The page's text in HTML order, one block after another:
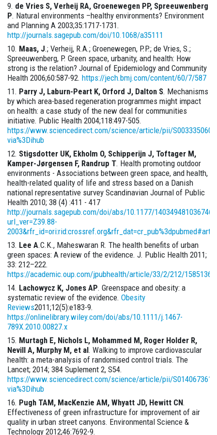
de Vries S, Verheij RA, Groenewegen PP, Spreeuwenberg
P. Natural environments –healthy environments? Environment
and Planning A 2003;35:1717-1731.
http://journals.sagepub.com/doi/10.1068/a35111
Maas, J.; Verheij, R.A.; Groenewegen, P.P.; de Vries, S.;
Spreeuwenberg, P. Green space, urbanity, and health: How
strong is the relation? Journal of Epidemiology and Community
Health 2006;60:587-92. https://jech.bmj.com/content/60/7/587
Parry J, Laburn-Peart K, Orford J, Dalton S. Mechanisms
by which area-based regeneration programmes might impact
on health: a case study of the new deal for communities
initiative. Public Health 2004;118:497-505.
https://www.sciencedirect.com/science/article/pii/
via%3Dihub
Stigsdotter UK, Ekholm O, Schipperijn J, Toftager M,
Kamper-Jørgensen F, Randrup T. Health promoting outdoor
environments - Associations between green space, and health,
health-related quality of life and stress based on a Danish
national representative survey Scandinavian Journal of Public
Health 2010; 38 (4) :411 - 417
http://journals.sagepub.com/doi/abs/10.1177/
url_ver=Z39.88-
Lee A.C.K., Maheswaran R. The health benefits of urban
green spaces: A review of the evidence. J. Public Health 2011;
33: 212–222.
https://academic.oup.com/jpubhealth/article/33/2/212/1585136
Lachowycz K, Jones AP. Greenspace and obesity: a
systematic review of the evidence. Obesity
Reviews2011;12(5):e183-9.
https://onlinelibrary.wiley.com/doi/abs/10.1111/j.1467-
789X.2010.00827.x
Murtagh E, Nichols L, Mohammed M, Roger Holder R,
Nevill A, Murphy M, et al. Walking to improve cardiovascular
health: a meta-analysis of randomised control trials. The
Lancet; 2014; 384 Suplement 2, S54.
https://www.sciencedirect.com/science/article/pii/
via%3Dihub
Pugh TAM, MacKenzie AM, Whyatt JD, Hewitt CN.
Effectiveness of green infrastructure for improvement of air
quality in urban street canyons. Environmental Science &
Technology 2012;46:7692-9.